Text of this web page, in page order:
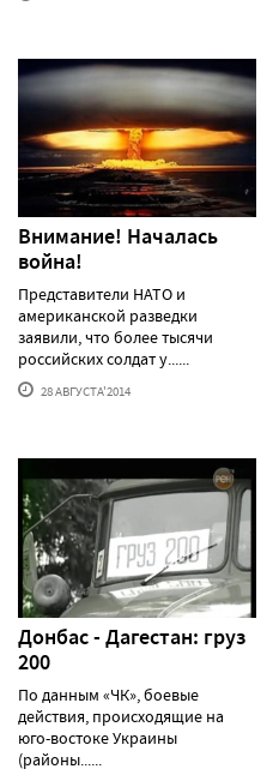
Внимание! Началась
война!
Представители НАТО и
американской разведки
заявили, что более тысячи
российских солдат у......
28 АВГУСТА'2014
Донбас - Дагестан: груз
200
По данным «ЧК», боевые
действия, происходящие на
юго-востоке Украины
(районы......